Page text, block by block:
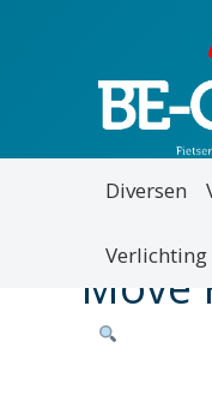
Diversen
Verlichting
Move